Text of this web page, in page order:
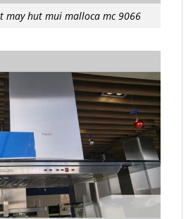
may hut mui malloca mc 9066